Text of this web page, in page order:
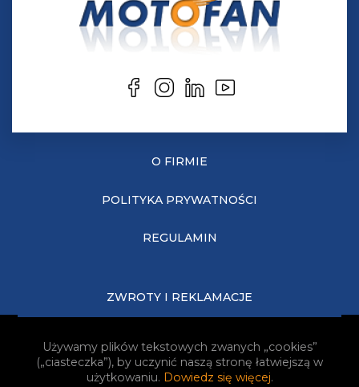
O FIRMIE
POLITYKA PRYWATNOŚCI
REGULAMIN
ZWROTY I REKLAMACJE
JAK KUPOWAĆ?
Używamy plików tekstowych zwanych „cookies”
(„ciasteczka”), by uczynić naszą stronę łatwiejszą w
użytkowaniu. Dowiedz się więcej.